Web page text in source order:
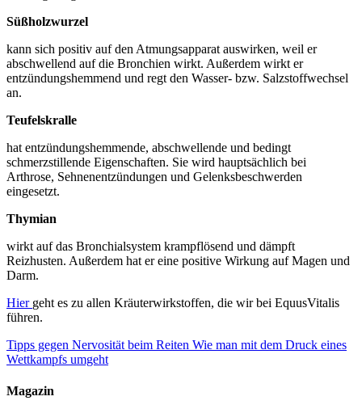
Süßholzwurzel
kann sich positiv auf den Atmungsapparat auswirken, weil er
abschwellend auf die Bronchien wirkt. Außerdem wirkt er
entzündungshemmend und regt den Wasser- bzw. Salzstoffwechsel
an.
Teufelskralle
hat entzündungshemmende, abschwellende und bedingt
schmerzstillende Eigenschaften. Sie wird hauptsächlich bei
Arthrose, Sehnenentzündungen und Gelenksbeschwerden
eingesetzt.
Thymian
wirkt auf das Bronchialsystem krampflösend und dämpft
Reizhusten. Außerdem hat er eine positive Wirkung auf Magen und
Darm.
Hier geht es zu allen Kräuterwirkstoffen, die wir bei EquusVitalis
führen.
Tipps gegen Nervosität beim Reiten Wie man mit dem Druck eines
Wettkampfs umgeht
Magazin